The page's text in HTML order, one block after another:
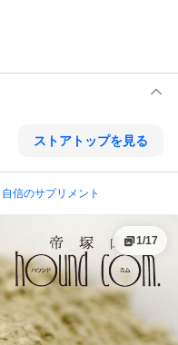
ストアトップを見る
自信のサプリメント
1/17